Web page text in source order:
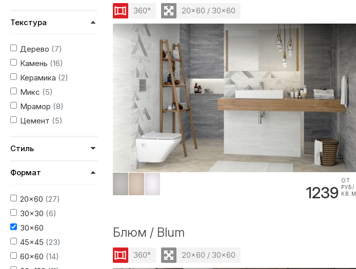
360° 20x60 / 30x60
1239
ОТ
РУБ/
КВ.М
Блюм / Blum
360° 20x60 / 30x60
Текстура
Дерево (7)
Камень (16)
Керамика (2)
Микс (5)
Мрамор (8)
Цемент (5)
Стиль
Формат
20x60 (27)
30x30 (6)
30x60
45x45 (23)
60x60 (14)